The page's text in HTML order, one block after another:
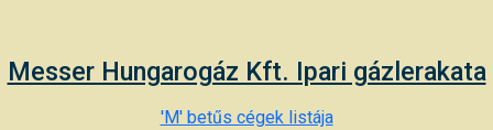
Messer Hungarogáz Kft. Ipari gázlerakata
'M' betűs cégek listája